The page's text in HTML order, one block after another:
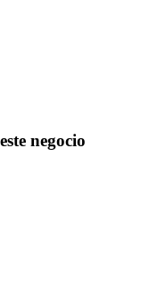
negocio